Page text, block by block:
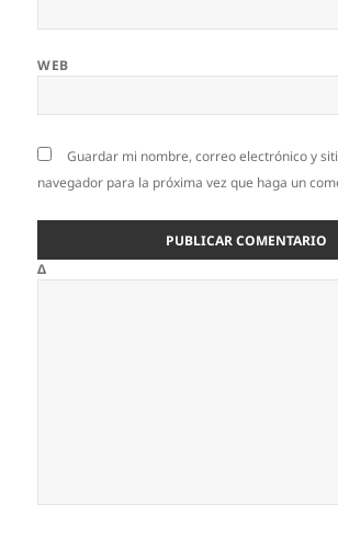
WEB
Guardar mi nombre, correo electrónico y
navegador para la próxima vez que haga un
Δ